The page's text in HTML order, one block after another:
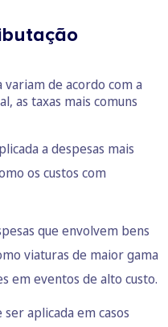
de acordo com a
as taxas mais comuns
a despesas mais
os custos com
que envolvem bens
viaturas de maior gama
em eventos de alto custo.
ser aplicada em casos